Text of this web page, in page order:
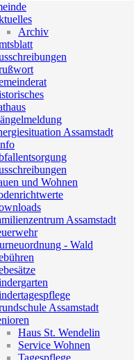
Archiv
Assamstadt
und Wohnen
Assamstadt
- Wald
Assamstadt
Haus St. Wendelin
Service Wohnen
Tagespflege